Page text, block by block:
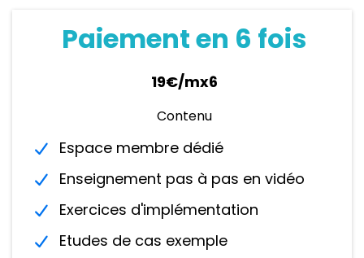
Paiement en 6 fois
19€/mx6
Contenu
Espace membre dédié
Enseignement pas à pas en vidéo
Exercices d'implémentation
Etudes de cas exemple